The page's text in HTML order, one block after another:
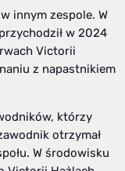
innym zespole. W
w 2024
Victorii
z napastnikiem
którzy
otrzymał
W środowisku